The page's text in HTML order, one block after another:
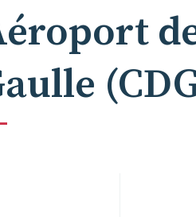
(